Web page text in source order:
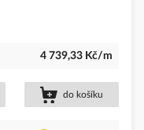
4 739,33 Kč/m
do košíku